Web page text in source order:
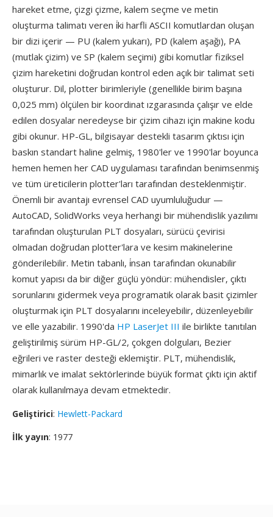
hareket etme, çizgi çizme, kalem seçme ve metin
oluşturma talimatı veren i̇ki harfli ASCII komutlardan oluşan
bir dizi içerir — PU (kalem yukarı), PD (kalem aşağı), PA
(mutlak çizim) ve SP (kalem seçimi) gibi komutlar fiziksel
çizim hareketini doğrudan kontrol eden açık bir talimat seti
oluşturur. Dil, plotter birimleriyle (genellikle birim başına
0,025 mm) ölçülen bir koordinat ızgarasında çalışır ve elde
edilen dosyalar neredeyse bir çizim cihazı için makine kodu
gibi okunur. HP-GL, bilgisayar destekli tasarım çıktısı için
baskın standart haline gelmiş, 1980'ler ve 1990'lar boyunca
hemen hemen her CAD uygulaması tarafından benimsenmiş
ve tüm üreticilerin plotter'ları tarafından desteklenmiştir.
Önemli bir avantajı evrensel CAD uyumluluğudur —
AutoCAD, SolidWorks veya herhangi bir mühendislik yazılımı
tarafından oluşturulan PLT dosyaları, sürücü çevirisi
olmadan doğrudan plotter'lara ve kesim makinelerine
gönderilebilir. Metin tabanlı, i̇nsan tarafından okunabilir
komut yapısı da bir diğer güçlü yöndür: mühendisler, çıktı
sorunlarını gidermek veya programatik olarak basit çizimler
oluşturmak için PLT dosyalarını inceleyebilir, düzenleyebilir
ve elle yazabilir. 1990'da HP LaserJet III ile birlikte tanıtılan
geliştirilmiş sürüm HP-GL/2, çokgen dolguları, Bezier
eğrileri ve raster desteği eklemiştir. PLT, mühendislik,
mimarlık ve imalat sektörlerinde büyük format çıktı için aktif
olarak kullanılmaya devam etmektedir.
Geliştirici: Hewlett-Packard
İlk yayın: 1977